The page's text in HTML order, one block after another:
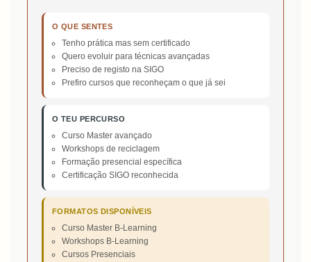
O QUE SENTES
Tenho prática mas sem certificado
Quero evoluir para técnicas avançadas
Preciso de registo na SIGO
Prefiro cursos que reconheçam o que já sei
O TEU PERCURSO
Curso Master avançado
Workshops de reciclagem
Formação presencial específica
Certificação SIGO reconhecida
FORMATOS DISPONÍVEIS
Curso Master B-Learning
Workshops B-Learning
Cursos Presenciais